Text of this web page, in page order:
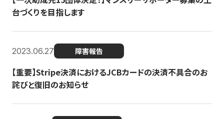
台づくりを目指します
2023.06.27 障害報告
【重要】Stripe決済におけるJCBカードの決済不具合のお
詫びと復旧のお知らせ